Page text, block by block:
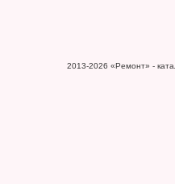
2013-2026 «Ремонт» -